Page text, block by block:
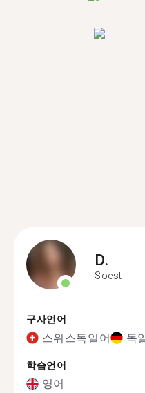
D.
Soest
구사언어
스위스독일어 독
학습언어
영어